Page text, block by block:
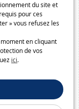
du site et
pour ces
» vous refusez les
en cliquant
de vos
ici.